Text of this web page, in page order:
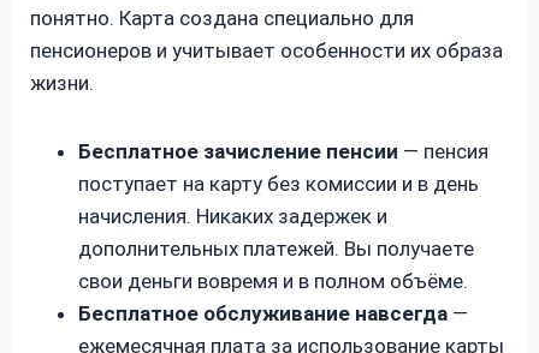
понятно. Карта создана специально для
пенсионеров и учитывает особенности их образа
жизни.
Бесплатное зачисление пенсии — пенсия
поступает на карту без комиссии и в день
начисления. Никаких задержек и
дополнительных платежей. Вы получаете
свои деньги вовремя и в полном объёме.
Бесплатное обслуживание навсегда —
ежемесячная плата за использование карты